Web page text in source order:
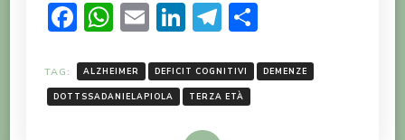
Facebook
WhatsApp
EmailLinkedIn
Telegram
TAG: ALZHEIMER DEFICIT COGNITIVI DEMENZE
DOTTSSADANIELAPIOLA TERZA ETÀ